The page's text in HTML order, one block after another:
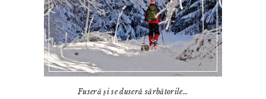
Fuseră și se duseră sărbătorile…